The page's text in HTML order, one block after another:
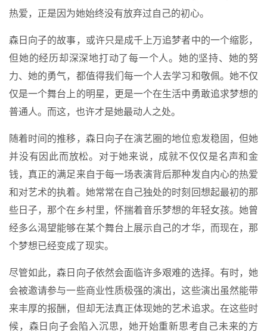
热爱，正是因为她始终没有放弃过自己的初心。
森日向子的故事，或许只是成千上万追梦者中的一个缩影，
但她的经历却深深地打动了每一个人。她的坚持、她的努
力、她的勇气，都值得我们每一个人去学习和敬佩。她不仅
仅是一个舞台上的明星，更是一个在生活中勇敢追求梦想的
普通人。而这，也许才是她最动人之处。
随着时间的推移，森日向子在演艺圈的地位愈发稳固，但她
并没有因此而放松。对于她来说，成就不仅仅是名声和金
钱，真正的满足来自于每一场表演背后那种发自内心的热爱
和对艺术的执着。她常常在自己独处的时刻回想起最初的那
些日子，那个在乡村里，怀揣着音乐梦想的年轻女孩。她曾
经多么渴望能够在某个舞台上展示自己的才华，而现在，那
个梦想已经变成了现实。
尽管如此，森日向子依然会面临许多艰难的选择。有时，她
会被邀请参与一些商业性质极强的演出，这些演出虽然能带
来丰厚的报酬，但却无法真正体现她的艺术追求。在这些时
候，森日向子会陷入沉思，她开始重新思考自己未来的方